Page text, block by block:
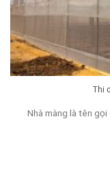
Thi
Nhà màng là tên